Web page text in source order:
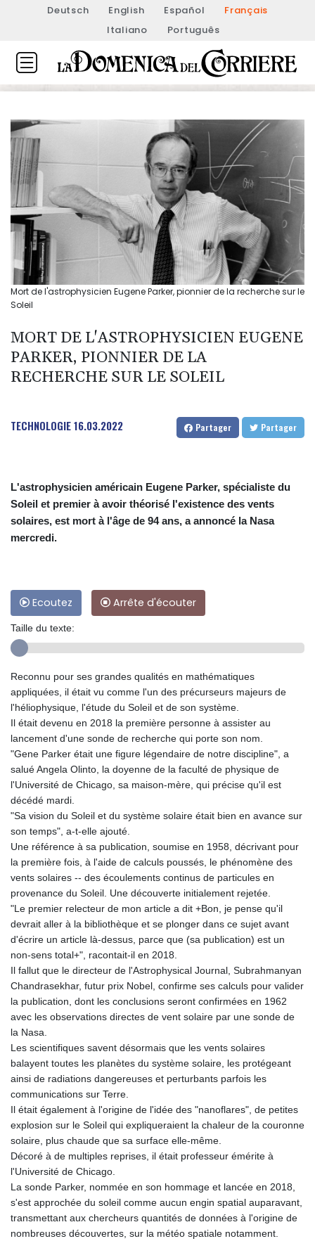
Deutsch English Español
Français
Italiano
Português
Mort de l'astrophysicien Eugene Parker, pionnier de la recherche sur le
Soleil
MORT DE L'ASTROPHYSICIEN EUGENE
PARKER, PIONNIER DE LA
RECHERCHE SUR LE SOLEIL
TECHNOLOGIE16.03.2022 Partager Partager
L'astrophysicien américain Eugene Parker, spécialiste du
Soleil et premier à avoir théorisé l'existence des vents
solaires, est mort à l'âge de 94 ans, a annoncé la Nasa
mercredi.
Ecoutez Arrête d'écouter
Taille du texte:
Reconnu pour ses grandes qualités en mathématiques
appliquées, il était vu comme l'un des précurseurs majeurs de
l'héliophysique, l'étude du Soleil et de son système.
Il était devenu en 2018 la première personne à assister au
lancement d'une sonde de recherche qui porte son nom.
"Gene Parker était une figure légendaire de notre discipline", a
salué Angela Olinto, la doyenne de la faculté de physique de
l'Université de Chicago, sa maison-mère, qui précise qu'il est
décédé mardi.
"Sa vision du Soleil et du système solaire était bien en avance sur
son temps", a-t-elle ajouté.
Une référence à sa publication, soumise en 1958, décrivant pour
la première fois, à l'aide de calculs poussés, le phénomène des
vents solaires -- des écoulements continus de particules en
provenance du Soleil. Une découverte initialement rejetée.
"Le premier relecteur de mon article a dit +Bon, je pense qu'il
devrait aller à la bibliothèque et se plonger dans ce sujet avant
d'écrire un article là-dessus, parce que (sa publication) est un
non-sens total+", racontait-il en 2018.
Il fallut que le directeur de l'Astrophysical Journal, Subrahmanyan
Chandrasekhar, futur prix Nobel, confirme ses calculs pour valider
la publication, dont les conclusions seront confirmées en 1962
avec les observations directes de vent solaire par une sonde de
la Nasa.
Les scientifiques savent désormais que les vents solaires
balayent toutes les planètes du système solaire, les protégeant
ainsi de radiations dangereuses et perturbants parfois les
communications sur Terre.
Il était également à l'origine de l'idée des "nanoflares", de petites
explosion sur le Soleil qui expliqueraient la chaleur de la couronne
solaire, plus chaude que sa surface elle-même.
Décoré à de multiples reprises, il était professeur émérite à
l'Université de Chicago.
La sonde Parker, nommée en son hommage et lancée en 2018,
s'est approchée du soleil comme aucun engin spatial auparavant,
transmettant aux chercheurs quantités de données à l'origine de
nombreuses découvertes, sur la météo spatiale notamment.